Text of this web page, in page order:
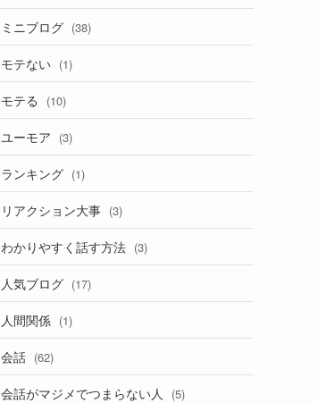
ミニブログ (38)
モテない (1)
モテる (10)
ユーモア (3)
ランキング (1)
リアクション大事 (3)
わかりやすく話す方法 (3)
人気ブログ (17)
人間関係 (1)
会話 (62)
会話がマジメでつまらない人 (5)